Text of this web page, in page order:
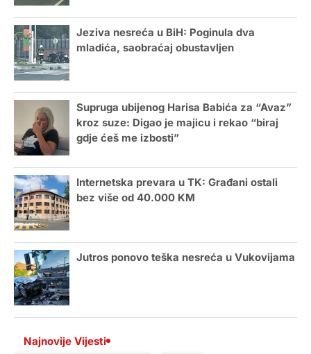
Jeziva nesreća u BiH: Poginula dva
mladića, saobraćaj obustavljen
Supruga ubijenog Harisa Babića za “Avaz”
kroz suze: Digao je majicu i rekao “biraj
gdje ćeš me izbosti”
Internetska prevara u TK: Građani ostali
bez više od 40.000 KM
Jutros ponovo teška nesreća u Vukovijama
Najnovije Vijesti